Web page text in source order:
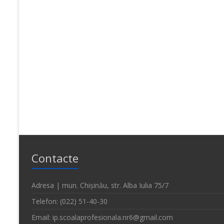
Contacte
Adresa | mun. Chișinău, str. Alba Iulia 75/7
Telefon: (022) 51-40-30
Email: ip.scoalaprofesionala.nr6@gmail.com